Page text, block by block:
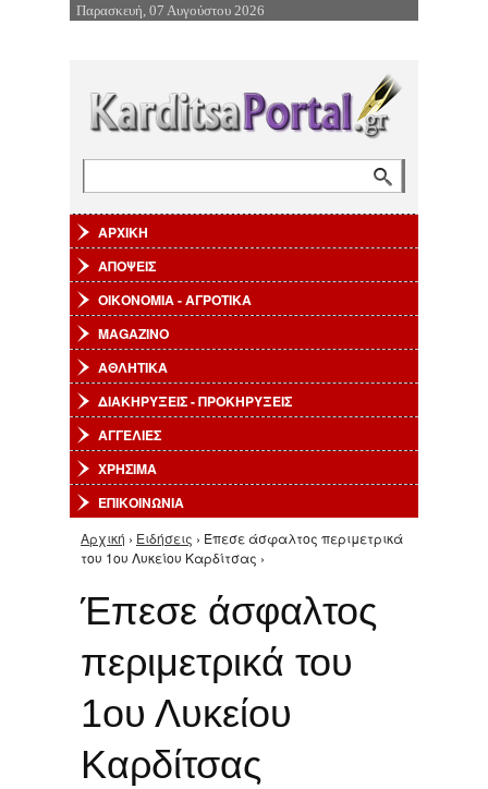
Επιστροφή στην Πλοήγηση
Παρασκευή, 07 Αυγούστου 2026
ΑΡΧΙΚΗ
ΑΠΟΨΕΙΣ
ΟΙΚΟΝΟΜΙΑ - ΑΓΡΟΤΙΚΑ
MAGAZINO
ΑΘΛΗΤΙΚΑ
ΔΙΑΚΗΡΥΞΕΙΣ - ΠΡΟΚΗΡΥΞΕΙΣ
ΑΓΓΕΛΙΕΣ
ΧΡΗΣΙΜΑ
ΕΠΙΚΟΙΝΩΝΙΑ
Είστε εδώ
Αρχική › Ειδήσεις › Έπεσε άσφαλτος περιμετρικά
του 1ου Λυκείου Καρδίτσας ›
Έπεσε άσφαλτος
περιμετρικά του
1ου Λυκείου
Καρδίτσας